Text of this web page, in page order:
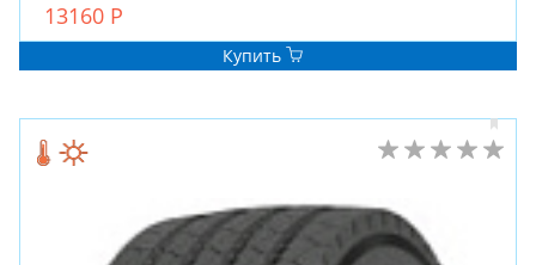
ДЛЯ СПЕЦТЕХНИКИ
ДЛЯ ГРУЗОВЫХ АВТО
13160 Р
Купить